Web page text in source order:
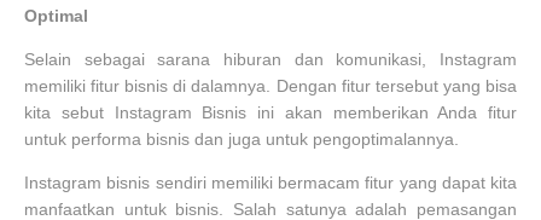
Optimal
Selain sebagai sarana hiburan dan komunikasi, Instagram
memiliki fitur bisnis di dalamnya. Dengan fitur tersebut yang bisa
kita sebut Instagram Bisnis ini akan memberikan Anda fitur
untuk performa bisnis dan juga untuk pengoptimalannya.
Instagram bisnis sendiri memiliki bermacam fitur yang dapat kita
manfaatkan untuk bisnis. Salah satunya adalah pemasangan